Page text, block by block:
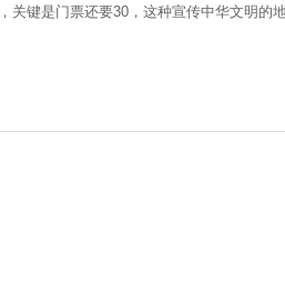
键是门票还要30，这种宣传中华文明的